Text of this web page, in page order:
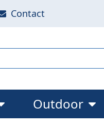
Contact
Outdoor